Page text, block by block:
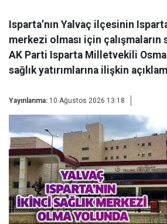
Isparta’nın Yalvaç ilçesinin
merkezi olması için
AK Parti Isparta Milletvekili
sağlık yatırımlarına ilişkin
Yayınlanma: 10 Ağustos 2026 13:18